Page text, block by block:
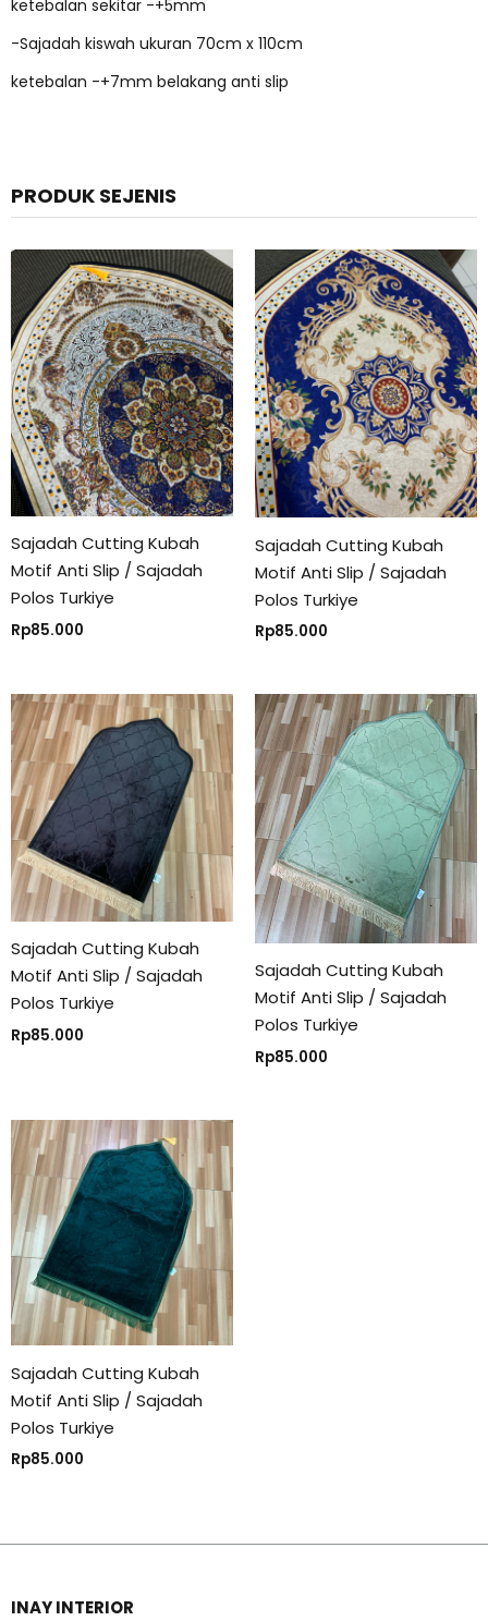
ketebalan sekitar -+5mm
-Sajadah kiswah ukuran 70cm x 110cm
ketebalan -+7mm belakang anti slip
PRODUK SEJENIS
Sajadah Cutting Kubah
Motif Anti Slip / Sajadah
Polos Turkiye
Rp85.000
Sajadah Cutting Kubah
Motif Anti Slip / Sajadah
Polos Turkiye
Rp85.000
Sajadah Cutting Kubah
Motif Anti Slip / Sajadah
Polos Turkiye
Rp85.000
Sajadah Cutting Kubah
Motif Anti Slip / Sajadah
Polos Turkiye
Rp85.000
Sajadah Cutting Kubah
Motif Anti Slip / Sajadah
Polos Turkiye
Rp85.000
INAY INTERIOR